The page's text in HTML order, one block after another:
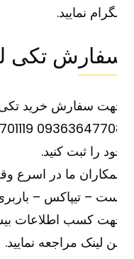
نمایید.
تکی
سفارش خرید تکی
را ثبت کنید.
ما در اسرع
– تیپاکس – باربری –
کسب اطلاعات بیشتر
لینکمراجعه نمایید.